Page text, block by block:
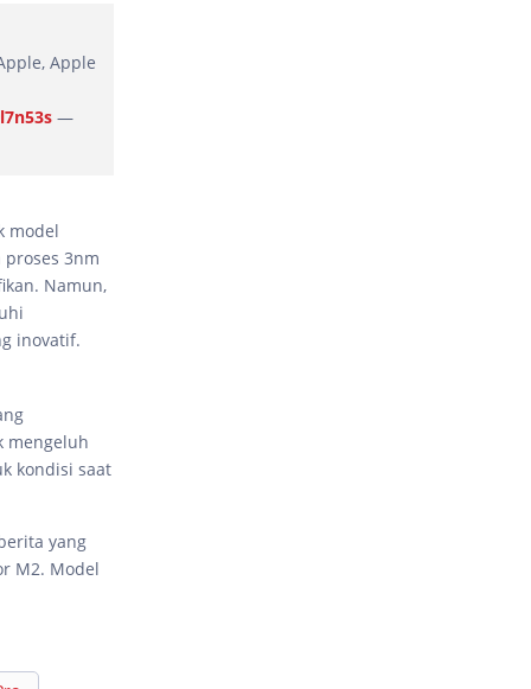
Apple
—
model
proses 3nm
Namun,
inovatif.
mengeluh
kondisi saat
yang
M2. Model